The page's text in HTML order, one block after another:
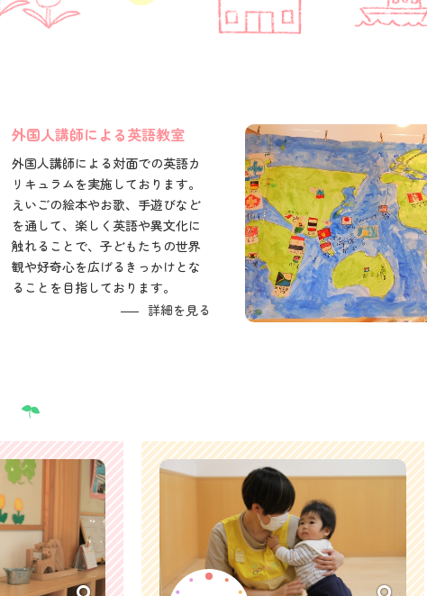
外国人講師による英語教室
外国人講師による対面での英語カ
リキュラムを実施しております。
えいごの絵本やお歌、手遊びなど
を通して、楽しく英語や異文化に
触れることで、子どもたちの世界
観や好奇心を広げるきっかけとな
ることを目指しております。
詳細を見る